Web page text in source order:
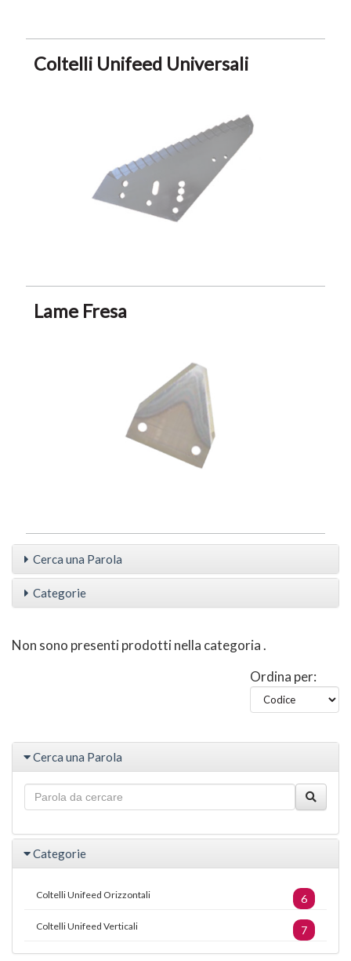
Coltelli Unifeed Universali
Lame Fresa
Cerca una Parola
Categorie
Non sono presenti prodotti nella categoria.
Ordina per:
Cerca una Parola
Categorie
Coltelli Unifeed Orizzontali 6
Coltelli Unifeed Verticali 7